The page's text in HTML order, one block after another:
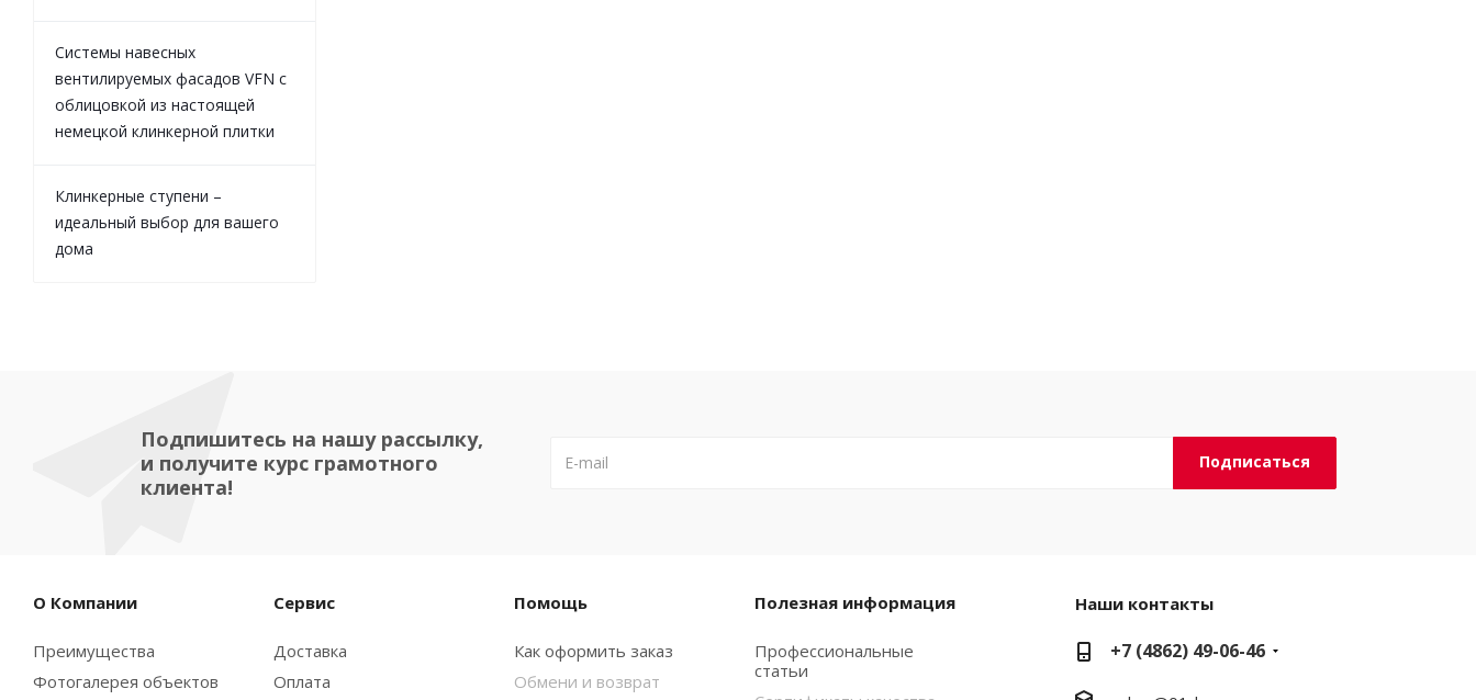
Системы навесных
вентилируемых фасадов VFN с
облицовкой из настоящей
немецкой клинкерной плитки
Клинкерные ступени –
идеальный выбор для вашего
дома
Подпишитесь на нашу рассылку,
и получите курс грамотного
клиента!
О Компании
Преимущества
Фотогалерея объектов
Сервис
Доставка
Оплата
Помощь
Как оформить заказ
Обмени и возврат
Полезная информация
Профессиональные
статьи
Наши контакты
+7 (4862) 49-06-46